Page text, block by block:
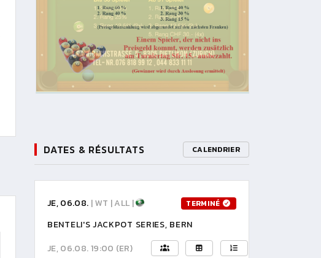
DATES & RÉSULTATS CALENDRIER
JE, 06.08. | WT | ALL | TERMINÉ
BENTELI'S JACKPOT SERIES, BERN
JE, 06.08. 19:00 (ER)